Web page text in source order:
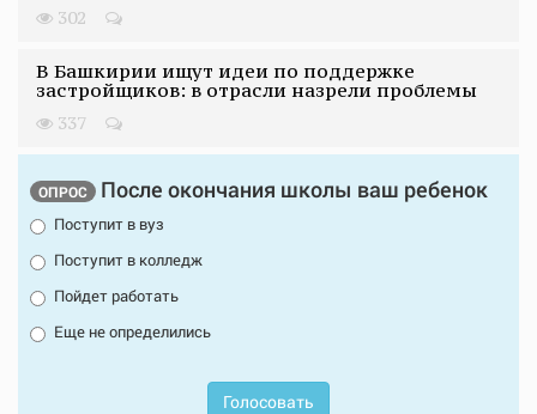
302
В Башкирии ищут идеи по поддержке
застройщиков: в отрасли назрели проблемы
337
ОПРОС После окончания школы ваш ребенок
Поступит в вуз
Поступит в колледж
Пойдет работать
Еще не определились
Голосовать